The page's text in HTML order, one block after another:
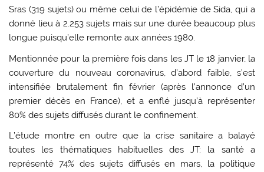
Sras (319 sujets) ou même celui de l’épidémie de Sida, qui a
donné lieu à 2.253 sujets mais sur une durée beaucoup plus
longue puisqu’elle remonte aux années 1980.
Mentionnée pour la première fois dans les JT le 18 janvier, la
couverture du nouveau coronavirus, d’abord faible, s’est
intensifiée brutalement fin février (après l’annonce d’un
premier décès en France), et a enflé jusqu’à représenter
80% des sujets diffusés durant le confinement.
L’étude montre en outre que la crise sanitaire a balayé
toutes les thématiques habituelles des JT: la santé a
représenté 74% des sujets diffusés en mars, la politique